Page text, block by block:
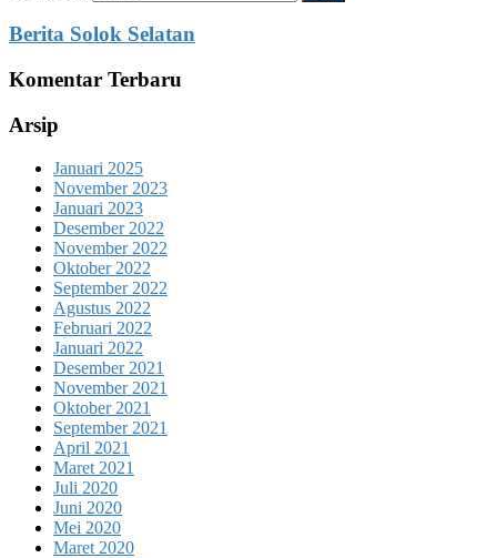
Berita Solok Selatan
Komentar Terbaru
Arsip
Januari 2025
November 2023
Januari 2023
Desember 2022
November 2022
Oktober 2022
September 2022
Agustus 2022
Februari 2022
Januari 2022
Desember 2021
November 2021
Oktober 2021
September 2021
April 2021
Maret 2021
Juli 2020
Juni 2020
Mei 2020
Maret 2020